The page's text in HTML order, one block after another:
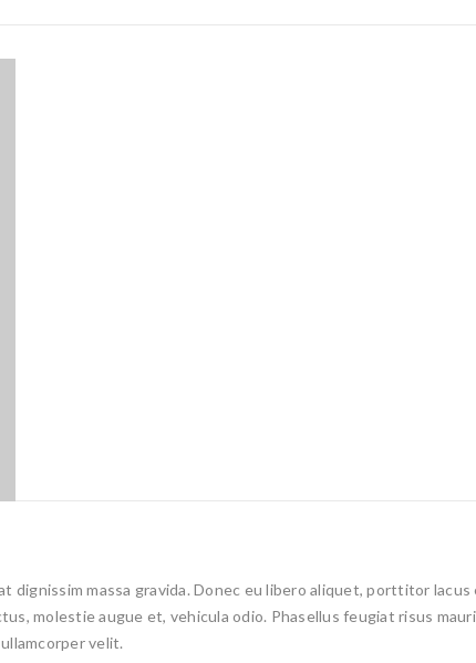
dignissim massa gravida. Donec eu libero aliquet, porttitor
molestie augue et, vehicula odio. Phasellus feugiat risus
velit.